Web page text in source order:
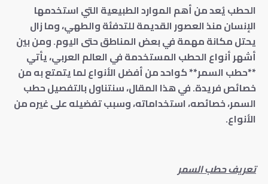
الحطب يُعد من أهم الموارد الطبيعية التي استخدمها
الإنسان منذ العصور القديمة للتدفئة والطهي، وما زال
يحتل مكانة مهمة في بعض المناطق حتى اليوم. ومن بين
أشهر أنواع الحطب المستخدمة في العالم العربي، يأتي
**حطب السمر** كواحد من أفضل الأنواع لما يتمتع به من
خصائص فريدة. في هذا المقال، سنتناول بالتفصيل حطب
السمر، خصائصه، استخداماته، وسبب تفضيله على غيره من
الأنواع.
تعريف حطب السمر